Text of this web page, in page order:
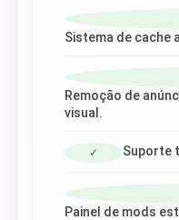
Sistema de cache
Remoção de
visual.
✓ Suporte
Painel de mods